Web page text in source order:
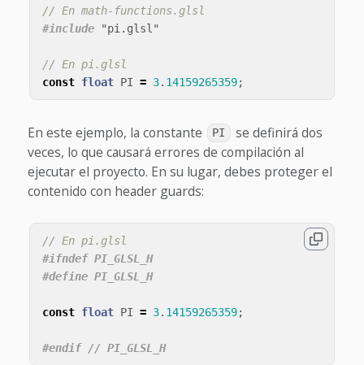
// En math-functions.glsl
#include
"pi.glsl"
// En pi.glsl
const float PI = 3. 14159265359;
En este ejemplo, la constante PI
se definirá dos
veces, lo que causará errores de compilación al
ejecutar el proyecto. En su lugar, debes proteger el
contenido con header guards:
// En pi.glsl
#ifndef PI_GLSL_H
#define PI_GLSL_H
const float PI = 3. 14159265359;
#endif // PI_GLSL_H